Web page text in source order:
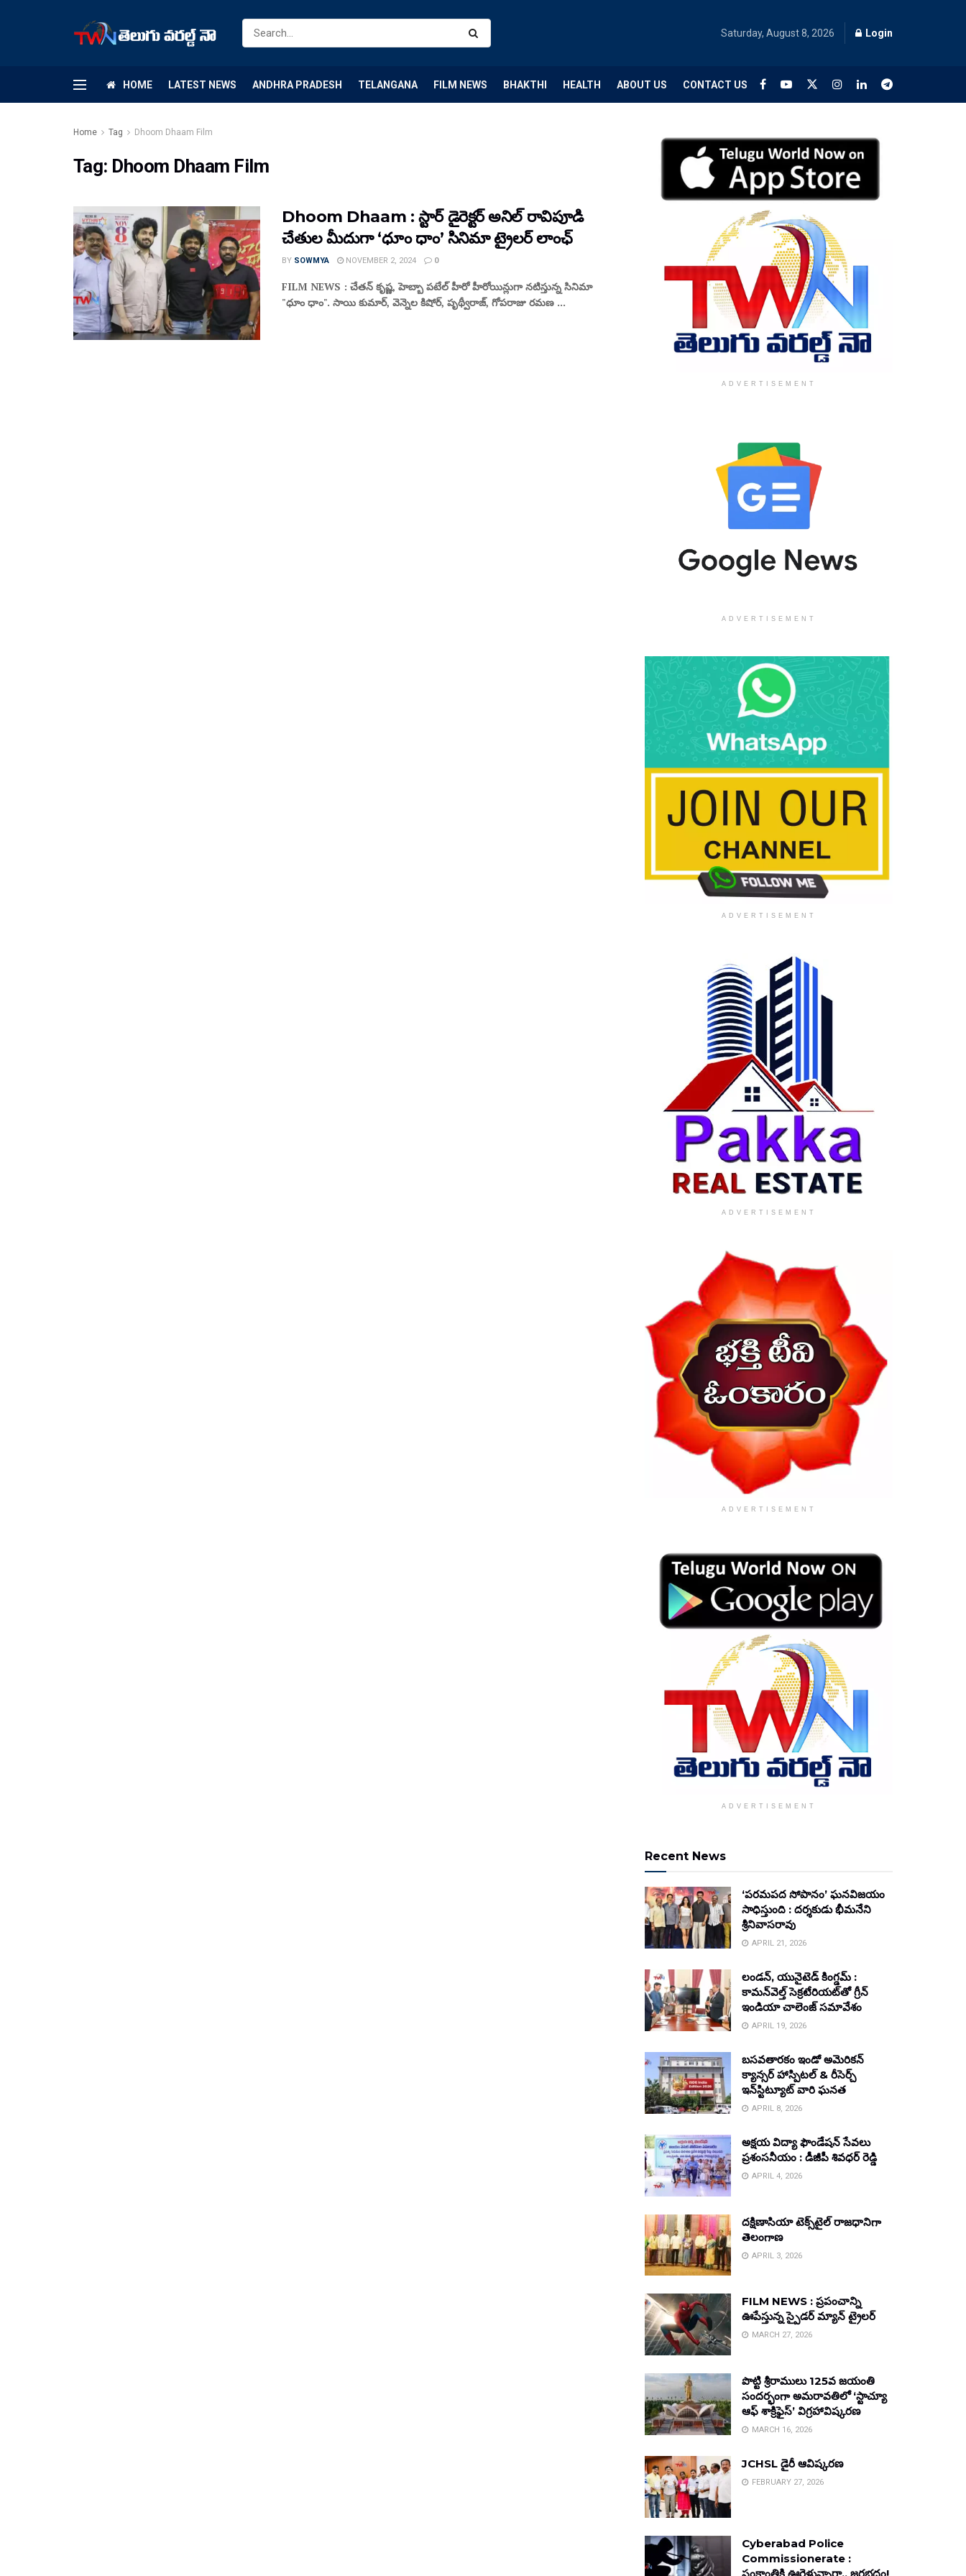
Saturday, August 8, 2026 Login
HOME LATEST NEWS ANDHRA PRADESH TELANGANA FILM NEWS BHAKTHI HEALTH ABOUT US CONTACT US
Home Tag Dhoom Dhaam Film
Tag: Dhoom Dhaam Film
Dhoom Dhaam : స్టార్ డైరెక్టర్ అనిల్ రావిపూడి
చేతుల మీదుగా ‘ధూం ధాం’ సినిమా ట్రైలర్ లాంఛ్
BY SOWMYA NOVEMBER 2, 2024 0
FILM NEWS : చేతన్ కృష్ణ, హెబ్బా పటేల్ హీరో హీరోయిన్లుగా నటిస్తున్న సినిమా
"ధూం ధాం". సాయి కుమార్, వెన్నెల కిషోర్, పృథ్వీరాజ్, గోపరాజు రమణ ...
ADVERTISEMENT
ADVERTISEMENT
ADVERTISEMENT
ADVERTISEMENT
ADVERTISEMENT
ADVERTISEMENT
Recent News
‘పరమపద సోపానం’ ఘనవిజయం
సాధిస్తుంది : దర్శకుడు భీమనేని
శ్రీనివాసరావు
APRIL 21, 2026
లండన్, యునైటెడ్ కింగ్డమ్ :
కామన్‌వెల్త్ సెక్రటేరియట్‌తో గ్రీన్
ఇండియా చాలెంజ్ సమావేశం
APRIL 19, 2026
బసవతారకం ఇండో అమెరికన్
క్యాన్సర్ హాస్పిటల్ & రీసెర్చ్
ఇన్‌స్టిట్యూట్ వారి ఘనత
APRIL 8, 2026
అక్షయ విద్యా ఫౌండేషన్ సేవలు
ప్రశంసనీయం : డీజీపీ శివధర్ రెడ్డి
APRIL 4, 2026
దక్షిణాసియా టెక్స్‌టైల్ రాజధానిగా
తెలంగాణ
APRIL 3, 2026
FILM NEWS : ప్రపంచాన్ని
ఊపేస్తున్న స్పైడర్ మ్యాన్ ట్రైలర్
MARCH 27, 2026
పొట్టి శ్రీరాములు 125వ జయంతి
సందర్భంగా అమరావతిలో ‘స్టాచ్యూ
ఆఫ్ శాక్రిఫైస్’ విగ్రహావిష్కరణ
MARCH 16, 2026
JCHSL డైరీ ఆవిష్కరణ
FEBRUARY 27, 2026
Cyberabad Police
Commissionerate :